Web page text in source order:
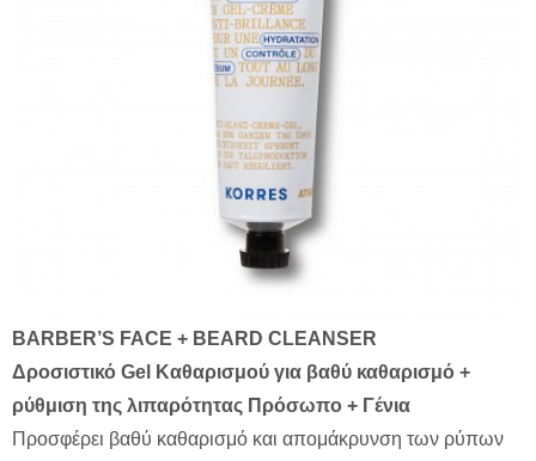
BARBER’S FACE + BEARD CLEANSER
Δροσιστικό Gel Kαθαρισμού για βαθύ καθαρισμό +
ρύθμιση της λιπαρότητας Πρόσωπο + Γένια
Προσφέρει βαθύ καθαρισμό και απομάκρυνση των ρύπων